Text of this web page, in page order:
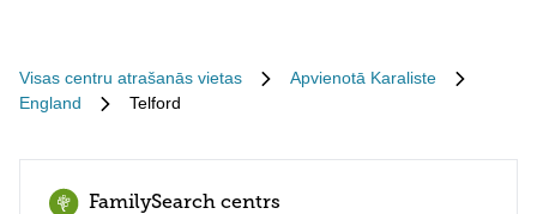
Visas centru atrašanās vietas
Apvienotā Karaliste
England
Telford
FamilySearch centrs